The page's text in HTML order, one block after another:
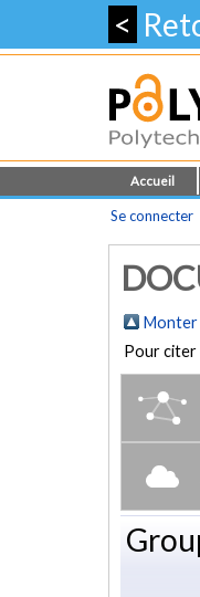
<
Accueil
Se connecter
Monter
Pour